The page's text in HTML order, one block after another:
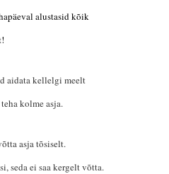
alustasid kõik
aidata kellelgi meelt
kolme asja.
asja tõsiselt.
seda ei saa kergelt võtta.